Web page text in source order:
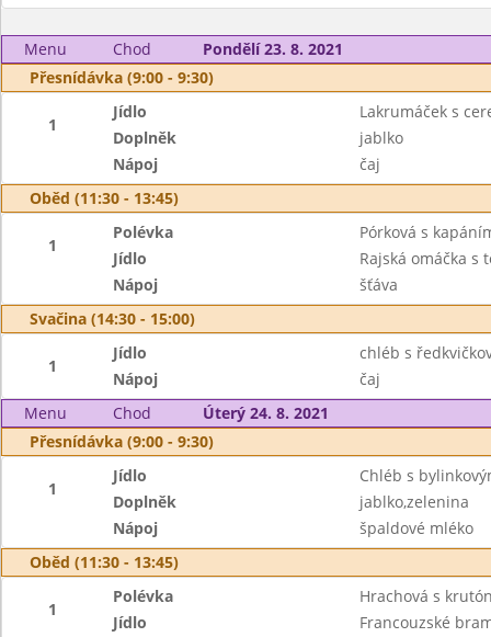
Menu Chod
Pondělí 23. 8. 2021
Přesnídávka (9:00 - 9:30)
1
Jídlo
Lakrumáček s
Doplněk
jablko
Nápoj
čaj
Oběd (11:30 - 13:45)
1
Polévka
Pórková s
Jídlo
Rajská omáčka s
Nápoj
šťáva
Svačina (14:30 - 15:00)
1
Jídlo
chléb s
Nápoj
čaj
Menu
Chod
Úterý 24. 8. 2021
Přesnídávka (9:00 - 9:30)
1
Jídlo
Chléb s
Doplněk
jablko,zelenina
Nápoj
špaldové mléko
Oběd (11:30 - 13:45)
1
Polévka
Hrachová s
Jídlo
Francouzské